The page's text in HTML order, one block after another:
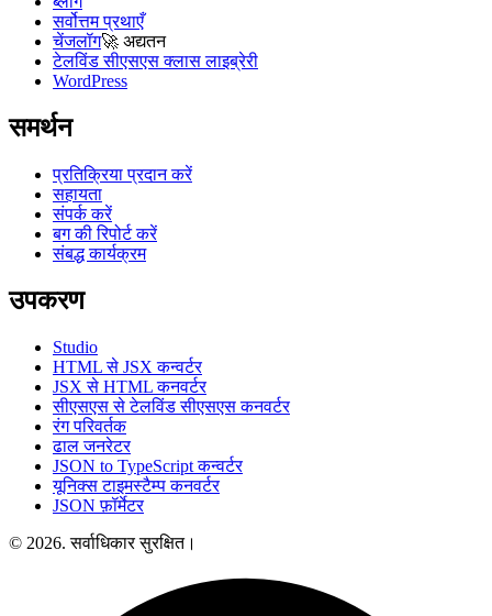
सर्वोत्तम प्रथाएँ
चेंजलॉग🚀 अद्यतन
टेलविंड सीएसएस क्लास लाइब्रेरी
WordPress
समर्थन
प्रतिक्रिया प्रदान करें
सहायता
संपर्क करें
बग की रिपोर्ट करें
संबद्ध कार्यक्रम
उपकरण
Studio
HTML से JSX कन्वर्टर
JSX से HTML कनवर्टर
सीएसएस से टेलविंड सीएसएस कनवर्टर
रंग परिवर्तक
ढाल जनरेटर
JSON to TypeScript कन्वर्टर
यूनिक्स टाइमस्टैम्प कनवर्टर
JSON फ़ॉर्मेटर
© 2026. सर्वाधिकार सुरक्षित।